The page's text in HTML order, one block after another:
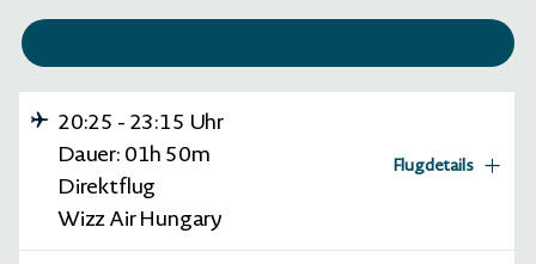
20:25 -23:15 Uhr
Dauer:01h50m
Direktflug
Flugdetails
Wizz Air Hungary